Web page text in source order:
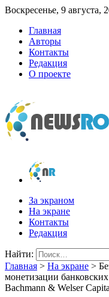
Воскресенье, 9 августа,
Главная
Авторы
Контакты
Редакция
О проекте
newsroom.su
Новости о новостях
За экраном
На экране
Контакты
Редакция
Найти:
Главная > На экране >
монетизации
Bachmann & Welser